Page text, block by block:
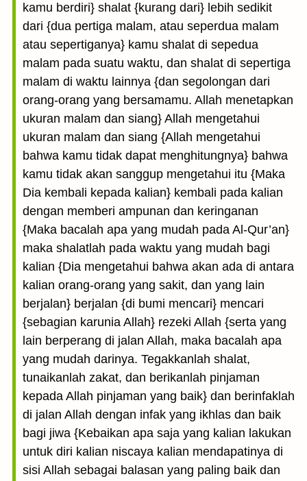
kamu berdiri} shalat {kurang dari} lebih sedikit
dari {dua pertiga malam, atau seperdua malam
atau sepertiganya} kamu shalat di sepedua
malam pada suatu waktu, dan shalat di sepertiga
malam di waktu lainnya {dan segolongan dari
orang-orang yang bersamamu. Allah menetapkan
ukuran malam dan siang} Allah mengetahui
ukuran malam dan siang {Allah mengetahui
bahwa kamu tidak dapat menghitungnya} bahwa
kamu tidak akan sanggup mengetahui itu {Maka
Dia kembali kepada kalian} kembali pada kalian
dengan memberi ampunan dan keringanan
{Maka bacalah apa yang mudah pada Al-Qur’an}
maka shalatlah pada waktu yang mudah bagi
kalian {Dia mengetahui bahwa akan ada di antara
kalian orang-orang yang sakit, dan yang lain
berjalan} berjalan {di bumi mencari} mencari
{sebagian karunia Allah} rezeki Allah {serta yang
lain berperang di jalan Allah, maka bacalah apa
yang mudah darinya. Tegakkanlah shalat,
tunaikanlah zakat, dan berikanlah pinjaman
kepada Allah pinjaman yang baik} dan berinfaklah
di jalan Allah dengan infak yang ikhlas dan baik
bagi jiwa {Kebaikan apa saja yang kalian lakukan
untuk diri kalian niscaya kalian mendapatinya di
sisi Allah sebagai balasan yang paling baik dan